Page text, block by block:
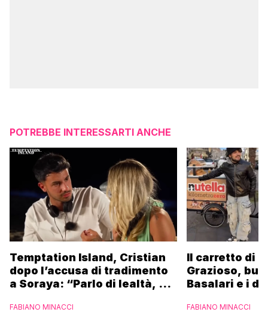
POTREBBE INTERESSARTI ANCHE
Temptation Island, Cristian
dopo l’accusa di tradimento
a Soraya: “Parlo di lealtà, ma
FABIANO MINACCI
Il carretto di
Grazioso,
Basalari e i
Ferrero”
FABIANO MINACCI